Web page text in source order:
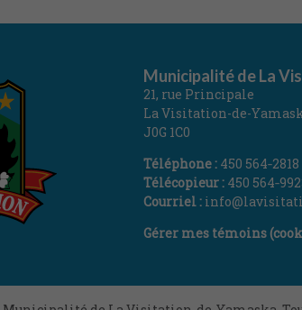
Municipalité de La
21, rue Principale
La Visitation-de-
J0G 1C0
Téléphone : 450 564‑2818
Télécopieur : 450
Courriel :
Gérer mes témoins